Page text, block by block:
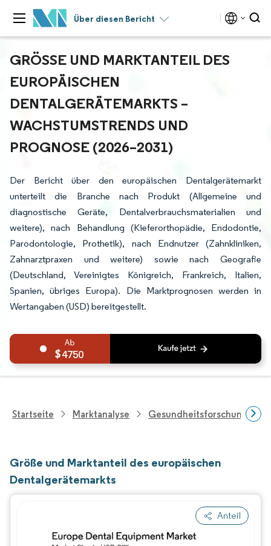
Über diesen Bericht
GRÖSSE UND MARKTANTEIL DES E
UROPÄISCHEN D
ENTALGERÄTEMARKTS – W
ACHSTUMSTRENDS UND P
ROGNOSE (2026–2031)
Der Bericht über den europäischen Dentalgerätemarkt
unterteilt die Branche nach Produkt (Allgemeine und
diagnostische Geräte, Dentalverbrauchsmaterialien und
weitere), nach Behandlung (Kieferorthopädie, Endodontie,
Parodontologie, Prothetik), nach Endnutzer (Zahnkliniken,
Zahnarztpraxen und weitere) sowie nach Geografie
(Deutschland, Vereinigtes Königreich, Frankreich, Italien,
Spanien, übriges Europa). Die Marktprognosen werden in
Wertangaben (USD) bereitgestellt.
4750
Startseite Marktanalyse Gesundheitsforschung
Größe und Marktanteil des europäischen
Dentalgerätemarkts
Anteil